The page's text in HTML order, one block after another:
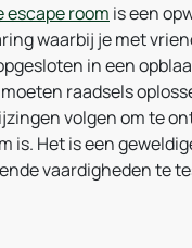
escape room is een
waarbij je met
in een
raadsels
volgen om te
is. Het is een
vaardigheden te